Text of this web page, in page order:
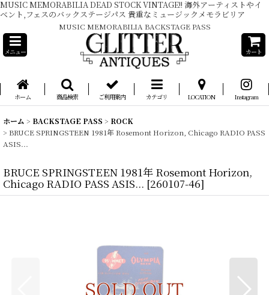
MUSIC MEMORABILIA DEAD STOCK VINTAGE!! 海外アーティストやイ
ベント,フェスのバックステージパス 貴重なミュージックメモラビリア
MUSIC MEMORABILIA BACKSTAGE PASS
メニュー カート
ホーム 商品検索 ご利用案内 カテゴリ LOCATION Instagram
ホーム > BACKSTAGE PASS > ROCK
> BRUCE SPRINGSTEEN 1981年 Rosemont Horizon, Chicago RADIO PASS
ASIS...
BRUCE SPRINGSTEEN 1981年 Rosemont Horizon,
Chicago RADIO PASS ASIS... [260107-46]